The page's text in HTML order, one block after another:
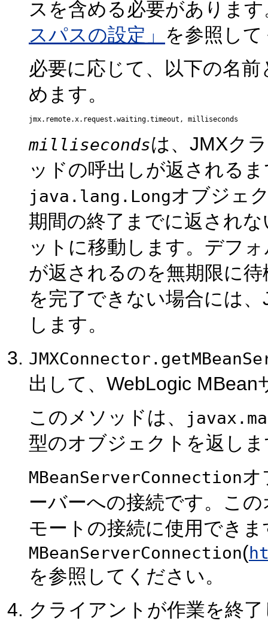
スを含める必要があります
スパスの設定」 を参照し
必要に応じて、以下の名
めます。
millisecondsは、JMXク
ッドの呼出しが返される
java.lang.Longオブジェ
期間の終了までに返され
ットに移動します。デフ
が返されるのを無期限に
を完了できない場合には
します。
出して、WebLogic
このメソッドは、
型のオブジェクトを返し
MBeanServerConnectionオ
ーバーへの接続です。こ
モートの接続に使用できま
MBeanServerConnection(
を参照してください。
クライアントが作業を終